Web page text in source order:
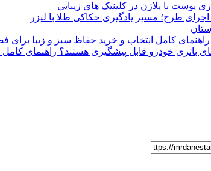
پوست با پلاژن در کلینیک های زیبایی
اجرای طرح؛ مسیر یادگیری حکاکی طلا با لیزر
کامل انتخاب و خرید حفاظ سبز و زیبا برای
باتری خودرو قابل پیشگیری هستند؟ راهنمای کامل